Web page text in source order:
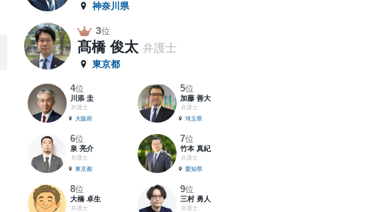
神奈川県
3位
髙橋 俊太 弁護士
東京都
4位
川添 圭
弁護士
大阪府
5位
加藤 善大
弁護士
埼玉県
6位
泉 亮介
弁護士
東京都
7位
竹本 真紀
弁護士
愛知県
8位
大橋 卓生
弁護士
9位
三村 勇人
弁護士